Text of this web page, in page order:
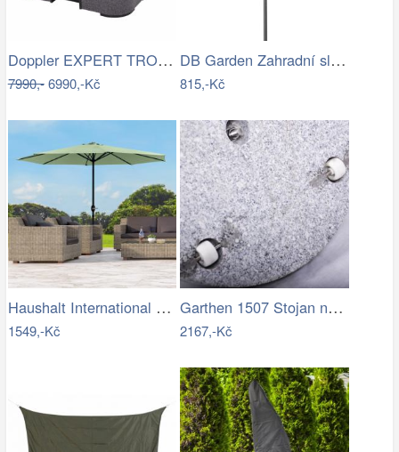
Doppler EXPERT TROLLEY 50kg - pojízdný…
7990,-6990,-Kč
DB Garden Zahradní slunečník Diane…
815,-Kč
Haushalt International Kovový slunečník…
1549,-Kč
Garthen 1507 Stojan na slunečník …
2167,-Kč